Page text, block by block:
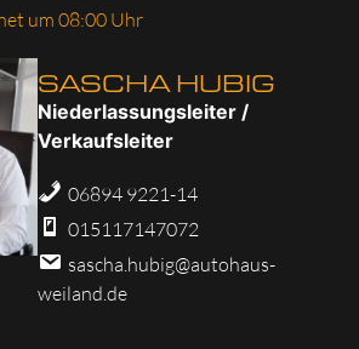
um 08:00 Uhr
SASCHA HUBIG
Niederlassungsleiter /
Verkaufsleiter
06894 9221-14
015117147072
sascha.hubig@autohaus-
weiland.de